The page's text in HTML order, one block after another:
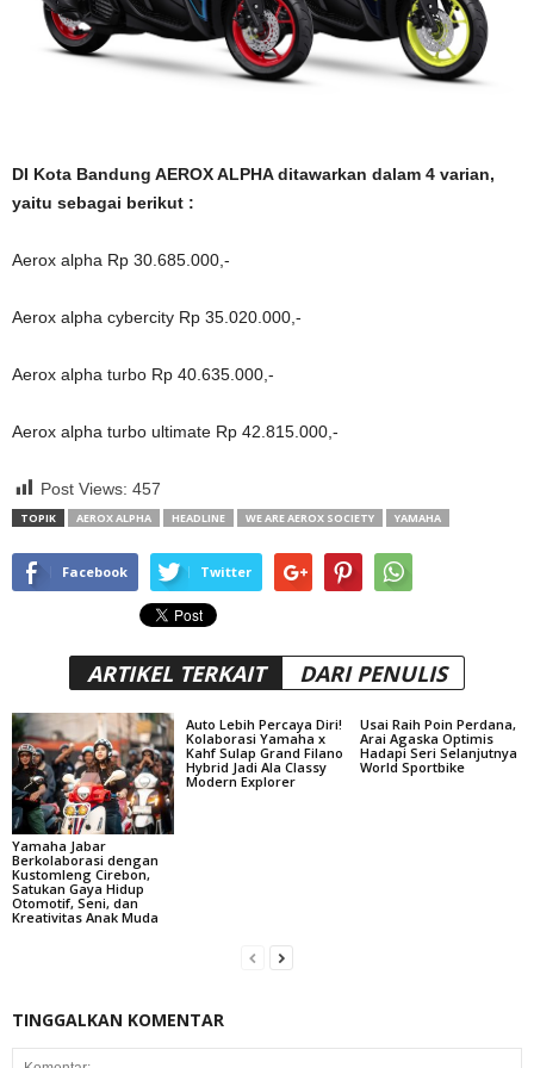
DI Kota Bandung AEROX ALPHA ditawarkan dalam 4 varian,
yaitu sebagai berikut :
Aerox alpha Rp 30.685.000,-
Aerox alpha cybercity Rp 35.020.000,-
Aerox alpha turbo Rp 40.635.000,-
Aerox alpha turbo ultimate Rp 42.815.000,-
Post Views: 457
TOPIK AEROX ALPHA HEADLINE WE ARE AEROX SOCIETY YAMAHA
Facebook Twitter
ARTIKEL TERKAIT DARI PENULIS
Yamaha Jabar
Berkolaborasi dengan
Kustomleng Cirebon,
Satukan Gaya Hidup
Otomotif, Seni, dan
Kreativitas Anak Muda
Auto Lebih Percaya Diri!
Kolaborasi Yamaha x
Kahf Sulap Grand Filano
Hybrid Jadi Ala Classy
Modern Explorer
Usai Raih Poin Perdana,
Arai Agaska Optimis
Hadapi Seri Selanjutnya
World Sportbike
TINGGALKAN KOMENTAR